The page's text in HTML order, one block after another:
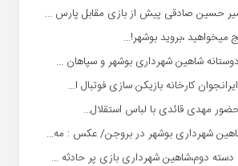
حسین صادقی پیش از بازی مقابل پارس ...
میخواهید ،بروید بوشهر!...
شاهین شهردارى بوشهر و سپاهان ...
کارخانه بازیکن سازی فوتبال ا...
حضور مهدی قائدی با لباس استقلال...
شهرداری بوشهر در بروجن/ عکس : مه...
دوم،شاهین شهرداری بازی پر حادثه ...